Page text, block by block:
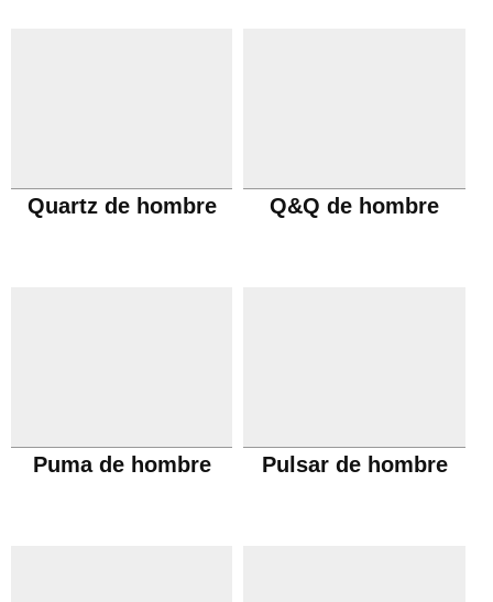
Quartz de hombre Q&Q de hombre
Puma de hombre Pulsar de hombre